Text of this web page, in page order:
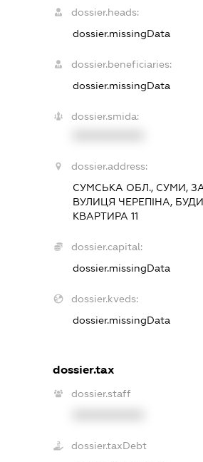
dossier.heads:
dossier.missingData
dossier.beneficiaries:
dossier.missingData
dossier.smida:
dossier.address:
СУМСЬКА ОБЛ., СУМИ,
ВУЛИЦЯ ЧЕРЕПІНА,
КВАРТИРА 11
dossier.capital:
dossier.missingData
dossier.kveds:
dossier.missingData
dossier.tax
dossier.staff
dossier.taxDebt